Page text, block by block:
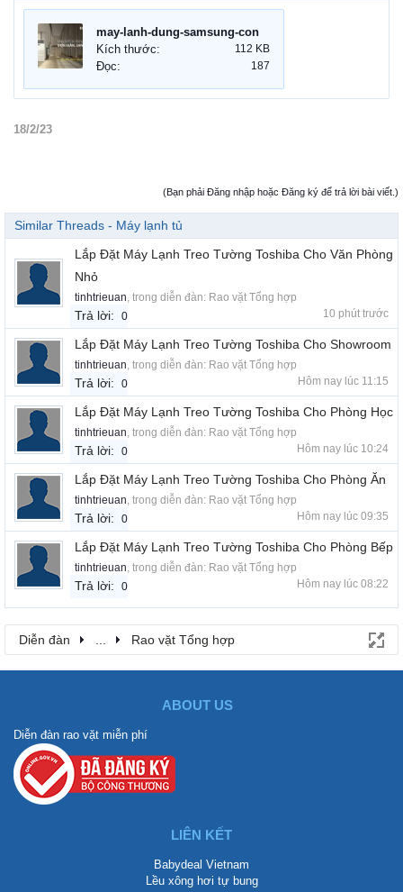
Kích thước: 112 KB
Đọc: 187
18/2/23
(Bạn phải Đăng nhập hoặc Đăng ký để trả lời bài viết.)
Similar Threads - Máy lạnh tủ
Lắp Đặt Máy Lạnh Treo Tường Toshiba Cho Văn Phòng
Nhỏ
tinhtrieuan, trong diễn đàn: Rao vặt Tổng hợp
Trả lời: 0 10 phút trước
Lắp Đặt Máy Lạnh Treo Tường Toshiba Cho Showroom
tinhtrieuan, trong diễn đàn: Rao vặt Tổng hợp
Trả lời: 0 Hôm nay lúc 11:15
Lắp Đặt Máy Lạnh Treo Tường Toshiba Cho Phòng Học
tinhtrieuan, trong diễn đàn: Rao vặt Tổng hợp
Trả lời: 0 Hôm nay lúc 10:24
Lắp Đặt Máy Lạnh Treo Tường Toshiba Cho Phòng Ăn
tinhtrieuan, trong diễn đàn: Rao vặt Tổng hợp
Trả lời: 0 Hôm nay lúc 09:35
Lắp Đặt Máy Lạnh Treo Tường Toshiba Cho Phòng Bếp
tinhtrieuan, trong diễn đàn: Rao vặt Tổng hợp
Trả lời: 0 Hôm nay lúc 08:22
Diễn đàn ... Rao vặt Tổng hợp
ABOUT US
Diễn đàn rao vặt miễn phí
LIÊN KẾT
Babydeal Vietnam
Lều xông hơi tự bung